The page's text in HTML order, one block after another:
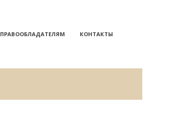
ПРАВООБЛАДАТЕЛЯМ КОНТАКТЫ